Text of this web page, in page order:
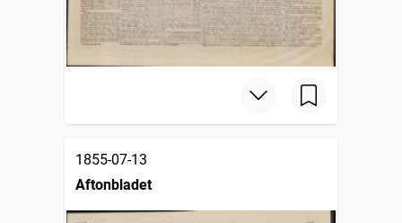
1855-07-13
Aftonbladet